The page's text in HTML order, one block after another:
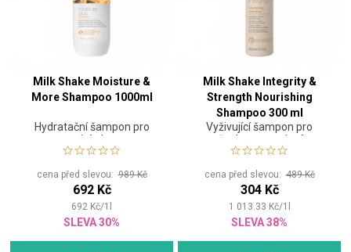
Milk Shake Moisture &
More Shampoo 1000ml
Hydratační šampon pro
suché vlasy
cena před slevou:989 Kč
692 Kč
692 Kč/1
SLEVA 30%
Milk Shake Integrity &
Strength Nourishing
Shampoo 300 ml
Vyživující šampon pro
všechny typy vlasů
cena před slevou:489 Kč
304 Kč
1 013.33 Kč/1
SLEVA 38%